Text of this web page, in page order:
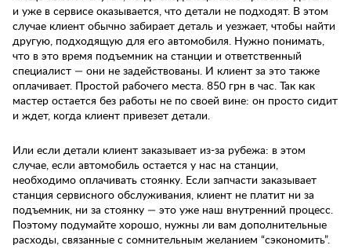
и уже в сервисе оказывается, что детали не подходят. В этом
случае клиент обычно забирает деталь и уезжает, чтобы найти
другую, подходящую для его автомобиля. Нужно понимать,
что в это время подъемник на станции и ответственный
специалист — они не задействованы. И клиент за это также
оплачивает. Простой рабочего места. 850 грн в час. Так как
мастер остается без работы не по своей вине: он просто сидит
и ждет, когда клиент привезет детали.
Или если детали клиент заказывает из-за рубежа: в этом
случае, если автомобиль остается у нас на станции,
необходимо оплачивать стоянку. Если запчасти заказывает
станция сервисного обслуживания, клиент не платит ни за
подъемник, ни за стоянку — это уже наш внутренний процесс.
Поэтому подумайте хорошо, нужны ли вам дополнительные
расходы, связанные с сомнительным желанием “сэкономить”.